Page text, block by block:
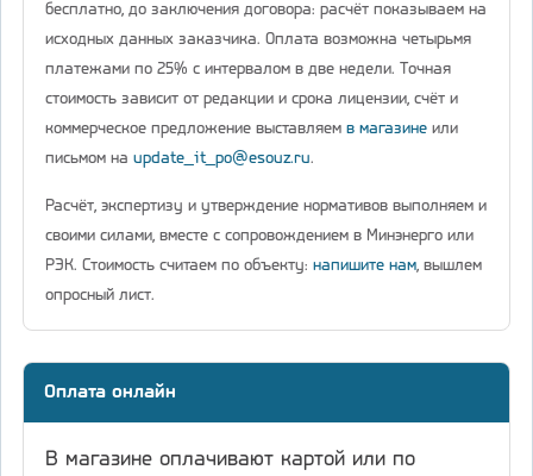
бесплатно, до заключения договора: расчёт показываем на
исходных данных заказчика. Оплата возможна четырьмя
платежами по 25% с интервалом в две недели. Точная
стоимость зависит от редакции и срока лицензии, счёт и
коммерческое предложение выставляем в магазине или
письмом на update_it_po@esouz.ru.
Расчёт, экспертизу и утверждение нормативов выполняем и
своими силами, вместе с сопровождением в Минэнерго или
РЭК. Стоимость считаем по объекту: напишите нам, вышлем
опросный лист.
Оплата онлайн
В магазине оплачивают картой или по